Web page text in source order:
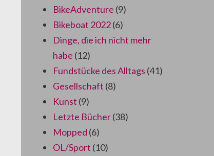
BikeAdventure (9)
Bikeboat 2022(6)
Dinge, die ich nicht mehr
habe (12)
Fundstücke des Alltags (41)
Gesellschaft (8)
Kunst (9)
Letzte Bücher(38)
Mopped (6)
OL/Sport (10)